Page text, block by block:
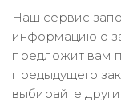
Наш сервис
информацию о
предложит вам
предыдущего
выбирайте